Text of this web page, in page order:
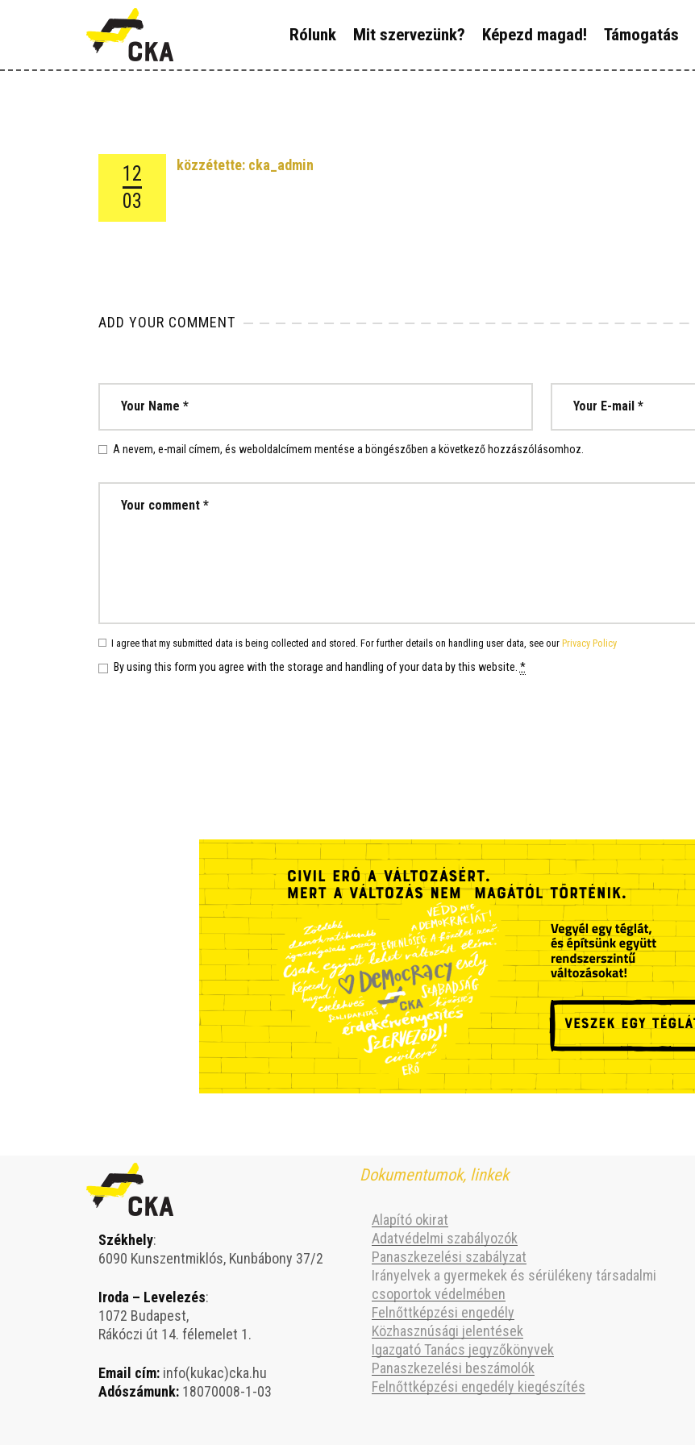
Rólunk Mit szervezünk? Képezd magad! Támogatás
RÓLUNK
MIT SZERVEZÜNK?
12
03
közzétette: cka_admin
ADD YOUR COMMENT
A nevem, e-mail címem, és weboldalcímem mentése a böngészőben a következő hozzászólásomhoz.
I agree that my submitted data is being collected and stored. For further details on handling user data, see ourPrivacy Policy
By using this form you agree with the storage and handling of your data by this website. *
Székhely:
6090 Kunszentmiklós, Kunbábony 37/2
Iroda – Levelezés:
1072 Budapest,
Rákóczi út 14. félemelet 1.
Email cím: info(kukac)cka.hu
Adószámunk: 18070008-1-03
Dokumentumok, linkek
Alapító okirat
Adatvédelmi szabályozók
Panaszkezelési szabályzat
Irányelvek a gyermekek és sérülékeny társadalmi
csoportok védelmében
Felnőttképzési engedély
Közhasznúsági jelentések
Igazgató Tanács jegyzőkönyvek
Panaszkezelési beszámolók
Felnőttképzési engedély kiegészítés